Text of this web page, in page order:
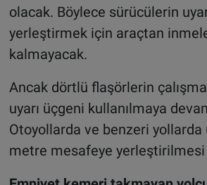
olacak. Böylece sürücülerin
yerleştirmek için araçtan
kalmayacak.
Ancak dörtlü flaşörlerin
uyarı üçgeni kullanılmaya
Otoyollarda ve benzeri yollarda
metre mesafeye